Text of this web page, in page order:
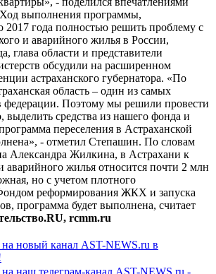
выполнения программы,
2017 года полностью решить проблему с
и аварийного жилья в России,
глава области и представители
обсудили на расширенном
астраханского губернатора. «По
область – один из самых
федерации. Поэтому мы решили провести
выделить средства из нашего фонда и
переселения в Астраханской
- отметил Степашин. По словам
Александра Жилкина, в Астрахани к
аварийного жилья относится почти 2 млн
но с учетом плотного
реформирования ЖКХ и запуска
программа будет выполнена, считает
rcmm.ru
новый канал AST-NEWS.ru в
наш телеграм-канал AST-NEWS.ru -